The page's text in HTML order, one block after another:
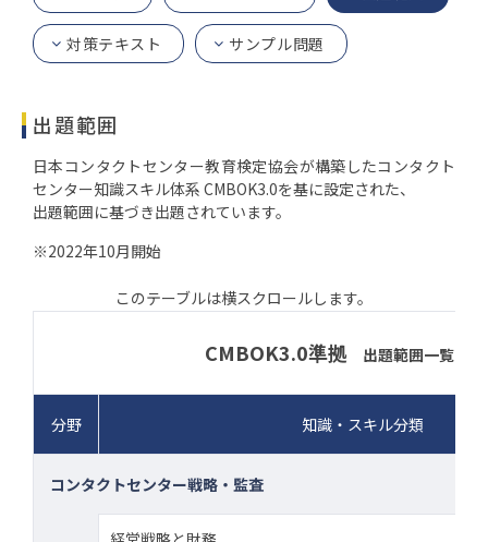
対策テキスト サンプル問題
出題範囲
日本コンタクトセンター教育検定協会が構築したコンタクト
センター知識スキル体系 CMBOK3.0を基に設定された、
出題範囲に基づき出題されています。
※2022年10月開始
CMBOK3.0準拠 出題範囲一覧
分野 知識・スキル分類
コンタクトセンター戦略・監査